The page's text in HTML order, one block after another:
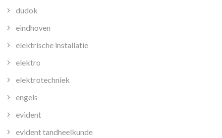
dudok
eindhoven
elektrische installatie
elektro
elektrotechniek
engels
evident
evident tandheelkunde